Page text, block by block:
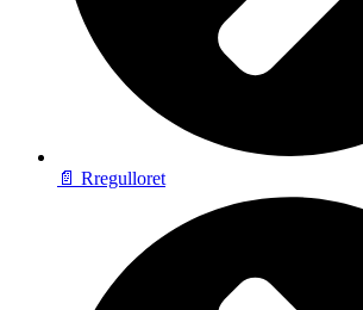
📄 Rregulloret